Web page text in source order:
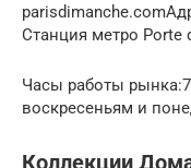
Станция метро Porte
Часы работы
воскресеньям и